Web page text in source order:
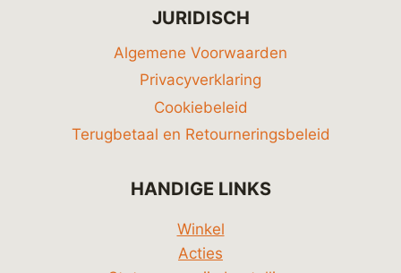
JURIDISCH
Algemene Voorwaarden
Privacyverklaring
Cookiebeleid
Terugbetaal en Retourneringsbeleid
HANDIGE LINKS
Winkel
Acties